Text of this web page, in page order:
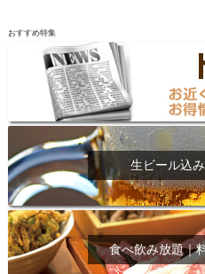
おすすめ特集
生ビール込
食べ飲み放題｜